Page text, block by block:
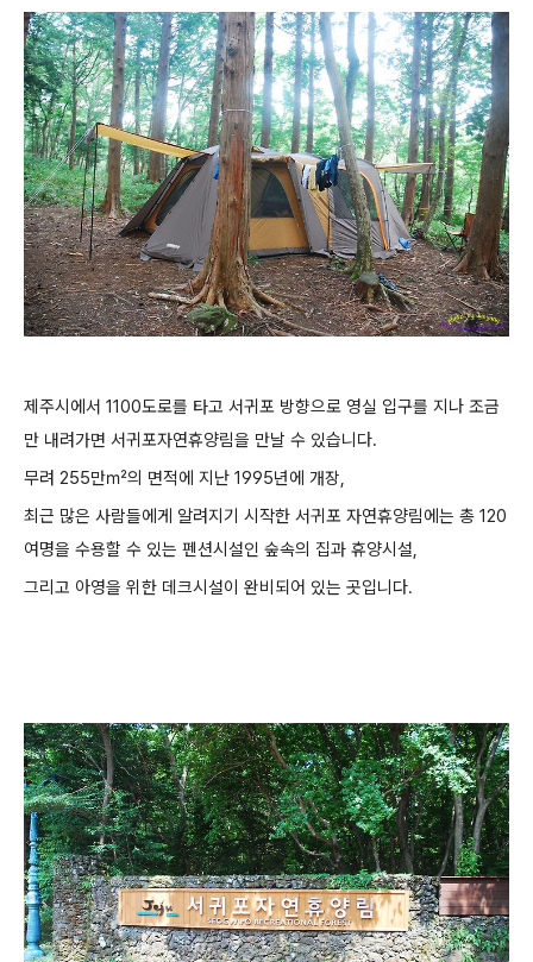
제주시에서 1100도로를 타고 서귀포 방향으로 영실 입구를 지나 조금
만 내려가면 서귀포자연휴양림을 만날 수 있습니다.
무려 255만㎡의 면적에 지난 1995년에 개장,
최근 많은 사람들에게 알려지기 시작한 서귀포 자연휴양림에는 총 120
여명을 수용할 수 있는 펜션시설인 숲속의 집과 휴양시설,
그리고 아영을 위한 데크시설이 완비되어 있는 곳입니다.